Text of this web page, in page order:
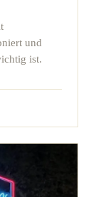
und
ist.